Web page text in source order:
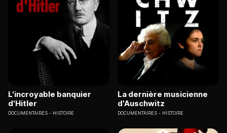
L'incroyable banquier
d'Hitler
DOCUMENTAIRES HISTOIRE
La dernière musicienne
d'Auschwitz
DOCUMENTAIRES HISTOIRE